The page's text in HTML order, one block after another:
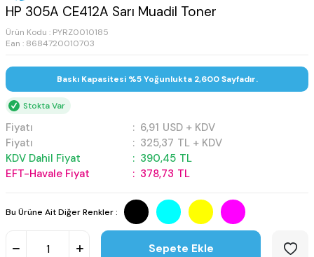
HP 305A CE412A Sarı Muadil Toner
Ürün Kodu : PYRZ0010185
Ean : 8684720010703
Baskı Kapasitesi %5 Yoğunlukta 2,600 Sayfadır.
Stokta Var
Fiyatı : 6,91 USD + KDV
Fiyatı
: 325,37 TL + KDV
KDV Dahil Fiyat
: 390,45 TL
EFT-Havale Fiyat
: 378,73 TL
Bu Ürüne Ait Diğer Renkler :
Sepete Ekle